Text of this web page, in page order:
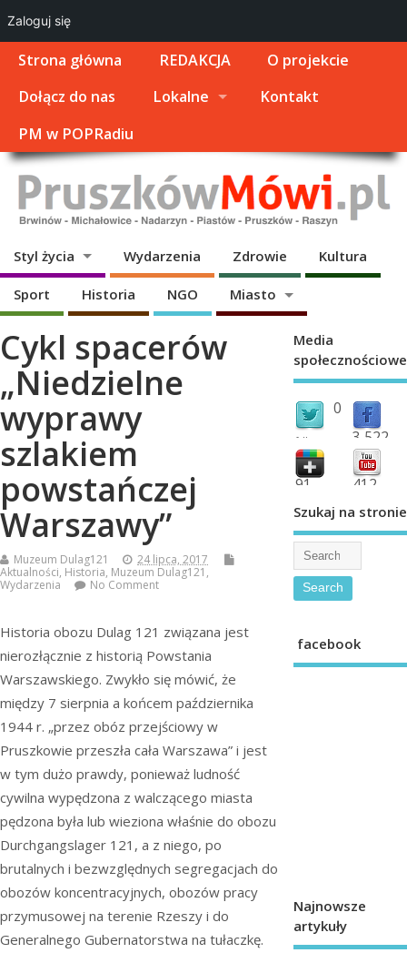
Strona główna REDAKCJA
O projekcie
Dołącz do nas
Lokalne
Kontakt
PM w POPRadiu
Styl życia Wydarzenia Zdrowie Kultura
Sport Historia NGO Miasto
Cykl spacerów
„Niedzielne
wyprawy
szlakiem
powstańczej
Warszawy”
Muzeum Dulag121
24 lipca, 2017
Aktualności, Historia, Muzeum Dulag121 ,
Wydarzenia
No Comment
Historia obozu Dulag 121 związana jest
nierozłącznie z historią Powstania
Warszawskiego. Zwykło się mówić, że
między 7 sierpnia a końcem października
1944 r. „przez obóz przejściowy w
Pruszkowie przeszła cała Warszawa” i jest
w tym dużo prawdy, ponieważ ludność
cywilna wypędzona z walczącego miasta
pędzona była lub wieziona właśnie do obozu
Durchgangslager 121, a z niego, po
brutalnych i bezwzględnych segregacjach do
obozów koncentracyjnych, obozów pracy
przymusowej na terenie Rzeszy i do
Generalnego Gubernatorstwa na tułaczkę.
Media
społecznościowe
0
followers 3,522
fans
91 412
Szukaj na stronie
facebook
Najnowsze
artykuły
Zaloguj się